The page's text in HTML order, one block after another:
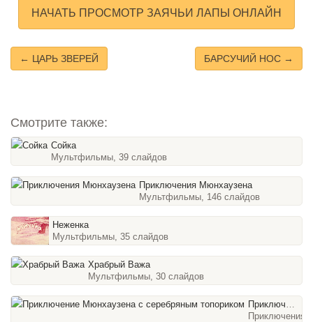
НАЧАТЬ ПРОСМОТР ЗАЯЧЬИ ЛАПЫ ОНЛАЙН
← ЦАРЬ ЗВЕРЕЙ БАРСУЧИЙ НОС →
Смотрите также:
Сойка
Мультфильмы, 39 слайдов
Приключения Мюнхаузена
Мультфильмы, 146 слайдов
Неженка
Мультфильмы, 35 слайдов
Храбрый Важа
Мультфильмы, 30 слайдов
Приключение Мюнхаузена с серебряным топориком
Приключения,